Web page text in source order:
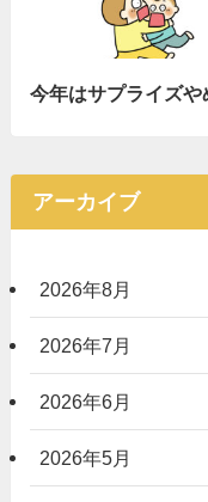
今年はサプライズや
アーカイブ
2026年8月
2026年7月
2026年6月
2026年5月